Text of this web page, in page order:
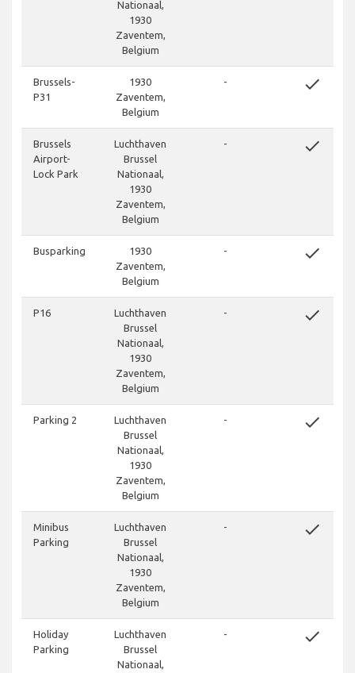
Nationaal,
1930
Zaventem,
Belgium
Brussels-
P31
1930
Zaventem,
Belgium
- done
Brussels
Airport-
Lock Park
Luchthaven
Brussel
Nationaal,
1930
Zaventem,
Belgium
- done
Busparking
1930
Zaventem,
Belgium
- done
P16
Luchthaven
Brussel
Nationaal,
1930
Zaventem,
Belgium
- done
Parking 2
Luchthaven
Brussel
Nationaal,
1930
Zaventem,
Belgium
- done
Minibus
Parking
Luchthaven
Brussel
Nationaal,
1930
Zaventem,
Belgium
- done
Holiday
Parking
Luchthaven
Brussel
Nationaal,
- done